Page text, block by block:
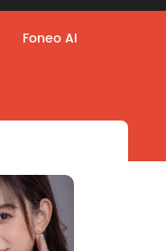
Foneo AI